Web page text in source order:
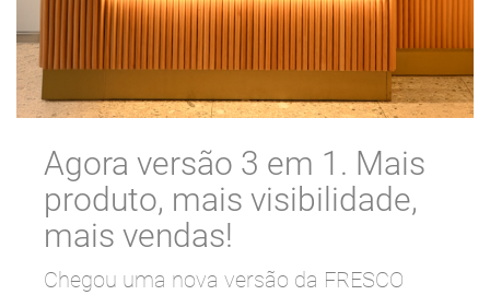
Agora versão 3 em 1. Mais
produto, mais visibilidade,
mais vendas!
Chegou uma nova versão da FRESCO